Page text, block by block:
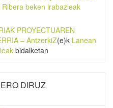
beken irabazleak
PROYECTUAREN
– AntzerkiZ(e)k Lanean
bidalketan
DIRUZ